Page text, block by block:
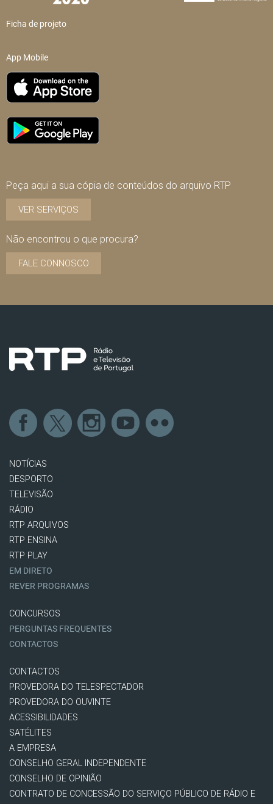
Ficha de projeto
App Mobile
Peça aqui a sua cópia de conteúdos do arquivo RTP
VER SERVIÇOS
Não encontrou o que procura?
FALE CONNOSCO
NOTÍCIAS
DESPORTO
TELEVISÃO
RÁDIO
RTP ARQUIVOS
RTP ENSINA
RTP PLAY
EM DIRETO
REVER PROGRAMAS
CONCURSOS
PERGUNTAS FREQUENTES
CONTACTOS
CONTACTOS
PROVEDORA DO TELESPECTADOR
PROVEDORA DO OUVINTE
ACESSIBILIDADES
SATÉLITES
A EMPRESA
CONSELHO GERAL INDEPENDENTE
CONSELHO DE OPINIÃO
CONTRATO DE CONCESSÃO DO SERVIÇO PÚBLICO DE RÁDIO E